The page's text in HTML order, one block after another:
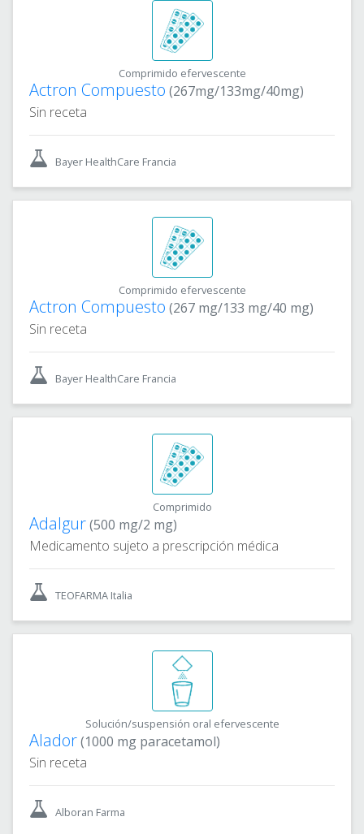
Comprimido efervescente
Actron Compuesto (267mg/133mg/40mg)
Sin receta
Bayer HealthCare Francia
Comprimido efervescente
Actron Compuesto (267 mg/133 mg/40 mg)
Sin receta
Bayer HealthCare Francia
Comprimido
Adalgur(500 mg/2 mg)
Medicamento sujeto a prescripción médica
TEOFARMA Italia
Solución/suspensión oral efervescente
Alador(1000 mg paracetamol)
Sin receta
Alboran Farma